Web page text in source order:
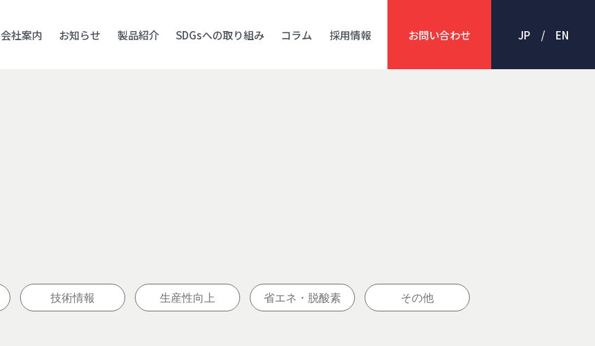
会社案内 お知らせ 製品紹介 SDGsへの取り組み コラム 採用情報 お問い合わせ JP / EN
技術情報 生産性向上 省エネ・脱酸素 その他